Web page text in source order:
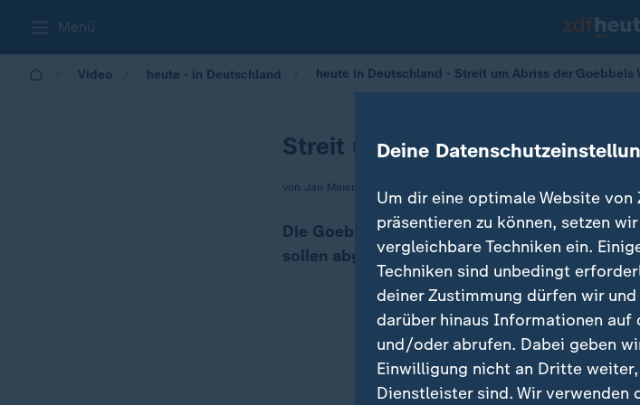
Menü
Video heute - in Deutschland heute in Deutschland - Streit um Abriss der Goebbels
Streit um Abriss der Goebbels
von Jan Meier
Die Goebbels Villa nahe Wandlitz und weitere
sollen abgerissen werden. Das stößt auf
Deine
Um dir eine optimale Website von
präsentieren zu können, setzen
vergleichbare Techniken ein.
Techniken sind unbedingt
deiner Zustimmung dürfen wir
darüber hinaus Informationen auf
und/oder abrufen. Dabei geben
Einwilligung nicht an Dritte
Dienstleister sind. Wir verwenden